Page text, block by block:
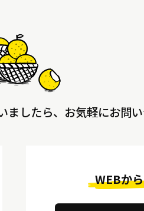
したら、 お気軽にお問
WEBか